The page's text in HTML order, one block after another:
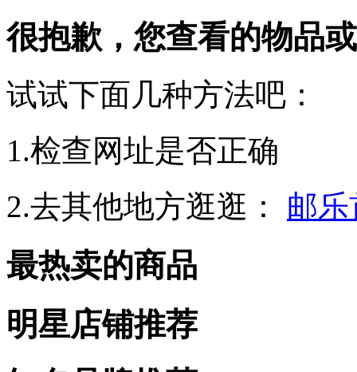
很抱歉，您查看的物品
试试下面几种方法吧：
1.检查网址是否正确
2.去其他地方逛逛：
邮
最热卖的商品
明星店铺推荐